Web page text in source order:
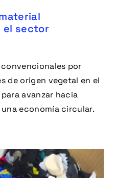
material
el sector
por
de origen vegetal en el
avanzar hacia
economía circular.